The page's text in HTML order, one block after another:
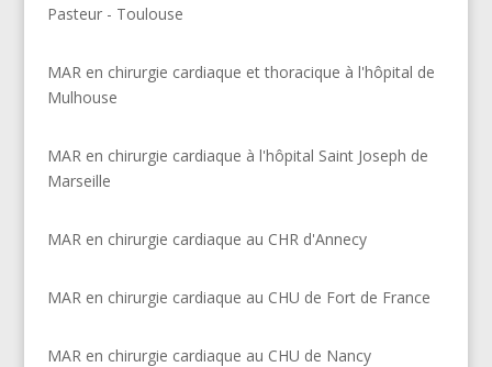
Pasteur - Toulouse
MAR en chirurgie cardiaque et thoracique à l'hôpital de
Mulhouse
MAR en chirurgie cardiaque à l'hôpital Saint Joseph de
Marseille
MAR en chirurgie cardiaque au CHR d'Annecy
MAR en chirurgie cardiaque au CHU de Fort de France
MAR en chirurgie cardiaque au CHU de Nancy